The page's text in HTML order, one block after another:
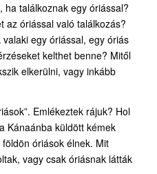
ha találkoznak egy óriással?
az óriással való találkozás?
egy óriással, egy óriás
kelthet benne? Mitől
elkerülni, vagy inkább
Emlékeztek rájuk? Hol
Kánaánba küldött kémek
óriások élnek. Mit
vagy csak óriásnak látták